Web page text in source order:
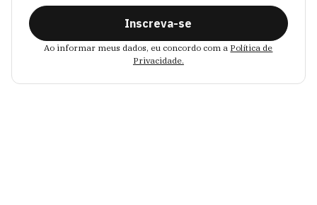
Inscreva-se
Ao informar meus dados, eu concordo com a Política de
Privacidade.